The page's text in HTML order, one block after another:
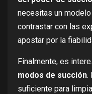
necesitas un
contrastar con las
apostar por la
Finalmente, es
modos de succión.
suficiente para